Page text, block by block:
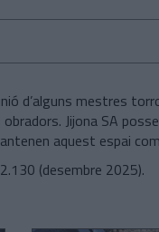
d’alguns mestres
Jijona SA
aquest espai
(desembre 2025).